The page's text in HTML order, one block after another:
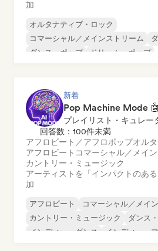
加
オルタナティブ・ロック
コマーシャル／メインストリーム
ダンス・ポップ
ドリーム・ポップ
新着
プレイリスト・キュレー
回答数：100件未満
アフロビート／アフロポップオル
アフロビート コマーシャル／メイ
カントリー・ミュージック
アーティストを「インパクトのあ
加
アフロビート
コマーシャル／メイ
カントリー・ミュージック
ダンス
インディー・ダンス
インディー・